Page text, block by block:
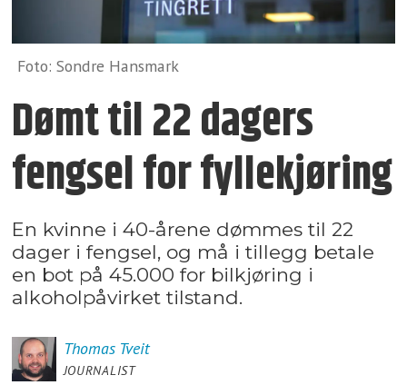
Foto: Sondre Hansmark
Dømt til 22 dagers
fengsel for fyllekjøring
En kvinne i 40-årene dømmes til 22
dager i fengsel, og må i tillegg betale
en bot på 45.000 for bilkjøring i
alkoholpåvirket tilstand.
Thomas Tveit
JOURNALIST